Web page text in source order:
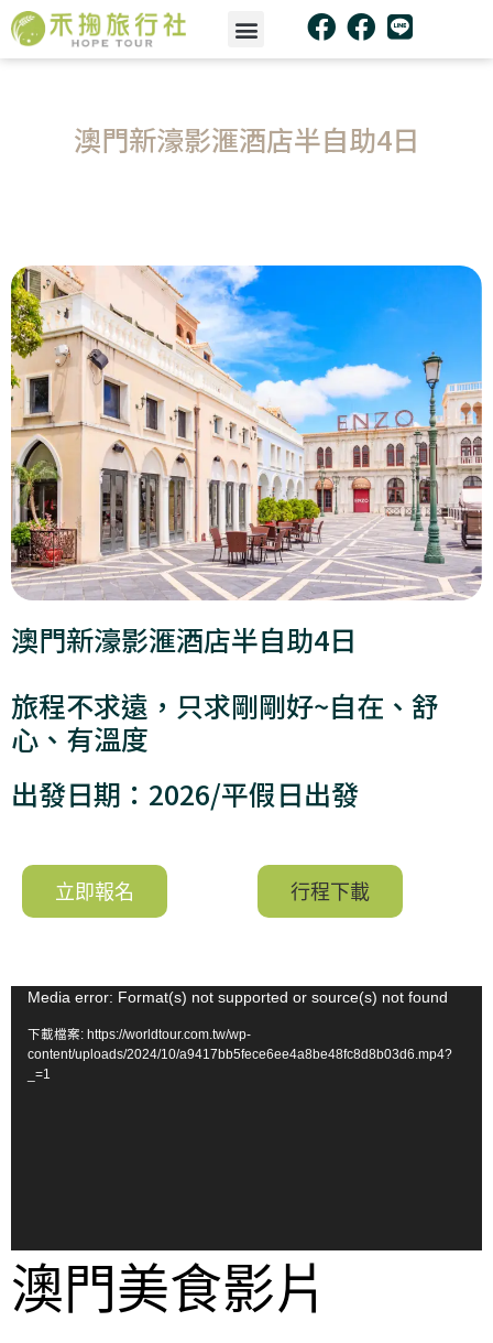
澳門新濠影滙酒店半自助4日
澳門新濠影滙酒店半自助4日
旅程不求遠，只求剛剛好~自在、舒
心、有溫度
出發日期：2026/平假日出發
立即報名 行程下載
視
訊
播
放
Media error: Format(s) not supported or source(s) not found
下載檔案: https://worldtour.com.tw/wp-
content/uploads/2024/10/a9417bb5fece6ee4a8be48fc8d8b03d6.mp4?
_=1
澳門美食影片